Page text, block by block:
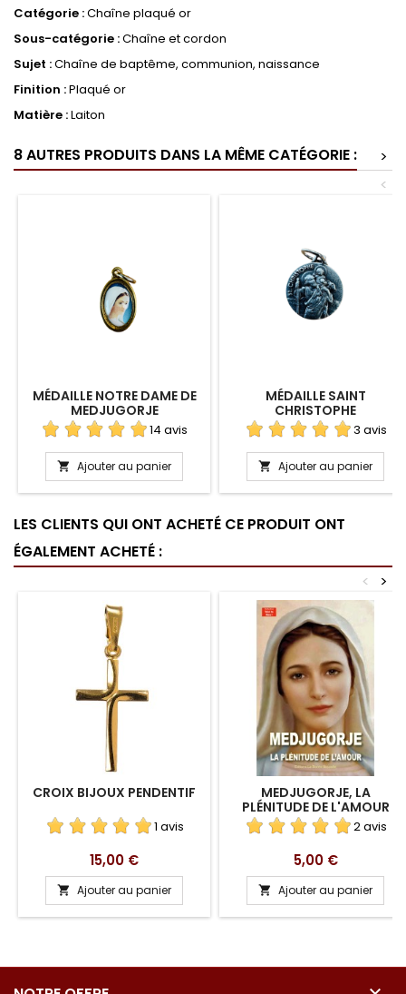
Catégorie :Chaîne plaqué or
Sous-catégorie :Chaîne et cordon
Sujet :Chaîne de baptême, communion, naissance
Finition :Plaqué or
Matière :Laiton
8 AUTRES PRODUITS DANS LA MÊME CATÉGORIE :
>
<
MÉDAILLE NOTRE DAME DE
MEDJUGORJE
14 avis
 Ajouter au panier
MÉDAILLE SAINT
CHRISTOPHE
3 avis
 Ajouter au panier
LES CLIENTS QUI ONT ACHETÉ CE PRODUIT ONT
ÉGALEMENT ACHETÉ :
>
<
CROIX BIJOUX PENDENTIF
1 avis
Prix
15,00 €
 Ajouter au panier
MEDJUGORJE, LA
PLÉNITUDE DE L'AMOUR
2 avis
Prix
5,00 €
 Ajouter au panier